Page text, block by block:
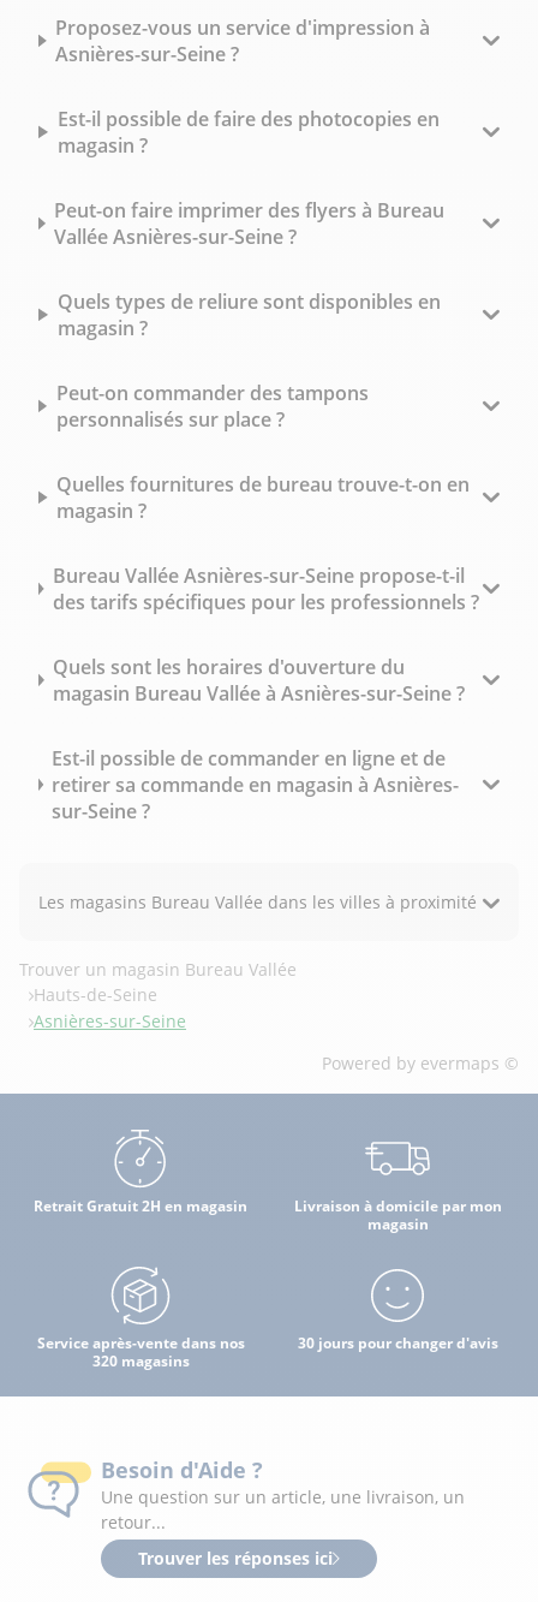
Proposez-vous un service d'impression à
Asnières-sur-Seine ?
Est-il possible de faire des photocopies en
magasin ?
Peut-on faire imprimer des flyers à Bureau
Vallée Asnières-sur-Seine ?
Quels types de reliure sont disponibles en
magasin ?
Peut-on commander des tampons
personnalisés sur place ?
Quelles fournitures de bureau trouve-t-on en
magasin ?
Bureau Vallée Asnières-sur-Seine propose-t-il
des tarifs spécifiques pour les professionnels ?
Quels sont les horaires d'ouverture du
magasin Bureau Vallée à Asnières-sur-Seine ?
Est-il possible de commander en ligne et de
retirer sa commande en magasin à Asnières-
sur-Seine ?
Les magasins Bureau Vallée dans les villes à proximité
Trouver un magasin Bureau Vallée
Hauts-de-Seine
Asnières-sur-Seine
Powered by evermaps ©
Retrait Gratuit 2H en magasin
Livraison à domicile par mon
magasin
Service après-vente dans nos
320 magasins
30 jours pour changer d'avis
Besoin d'Aide ?
Une question sur un article, une livraison, un
retour...
Trouver les réponses ici